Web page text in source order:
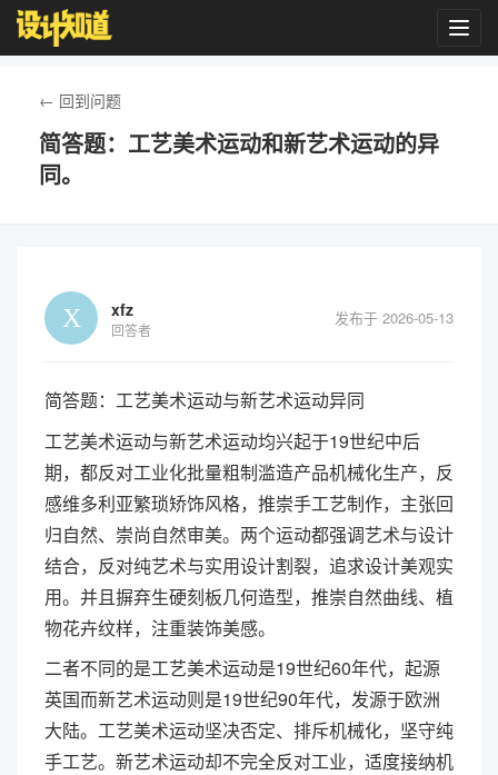
← 回到问题
简答题：工艺美术运动和新艺术运动的异
同。
xfz
回答者
发布于 2026-05-13
简答题：工艺美术运动与新艺术运动异同
工艺美术运动与新艺术运动均兴起于19世纪中后
期，都反对工业化批量粗制滥造产品机械化生产，反
感维多利亚繁琐矫饰风格，推崇手工艺制作，主张回
归自然、崇尚自然审美。两个运动都强调艺术与设计
结合，反对纯艺术与实用设计割裂，追求设计美观实
用。并且摒弃生硬刻板几何造型，推崇自然曲线、植
物花卉纹样，注重装饰美感。
二者不同的是工艺美术运动是19世纪60年代，起源
英国而新艺术运动则是19世纪90年代，发源于欧洲
大陆。工艺美术运动坚决否定、排斥机械化，坚守纯
手工艺。新艺术运动却不完全反对工业，适度接纳机